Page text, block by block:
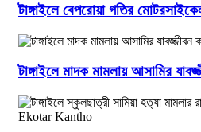
টাঙ্গাইলে বেপরোয়া গতির
টাঙ্গাইলে মাদক মামলায় আসামির